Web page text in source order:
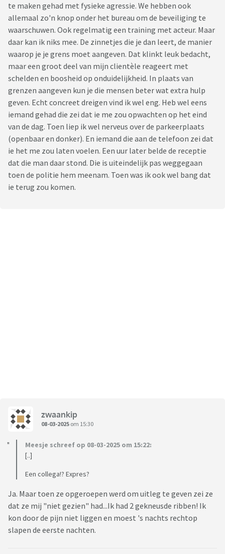
te maken gehad met fysieke agressie. We hebben ook
allemaal zo'n knop onder het bureau om de beveiliging te
waarschuwen. Ook regelmatig een training met acteur. Maar
daar kan ik niks mee. De zinnetjes die je dan leert, de manier
waarop je je grens moet aangeven. Dat klinkt leuk bedacht,
maar een groot deel van mijn clientèle reageert met
schelden en boosheid op onduidelijkheid. In plaats van
grenzen aangeven kun je die mensen beter wat extra hulp
geven. Echt concreet dreigen vind ik wel eng. Heb wel eens
iemand gehad die zei dat ie me zou opwachten op het eind
van de dag. Toen liep ik wel nerveus over de parkeerplaats
(openbaar en donker). En iemand die aan de telefoon zei dat
ie het me zou laten voelen. Een uur later belde de receptie
dat die man daar stond. Die is uiteindelijk pas weggegaan
toen de politie hem meenam. Toen was ik ook wel bang dat
ie terug zou komen.
zwaankip
08-03-2025 om 15:30
Meesje schreef op 08-03-2025 om 15:22:
[..]
Een collega!? Expres?
Ja. Maar toen ze opgeroepen werd om uitleg te geven zei ze
dat ze mij "niet gezien" had...Ik had 2 gekneusde ribben! Ik
kon door de pijn niet liggen en moest 's nachts rechtop
slapen de eerste nachten.